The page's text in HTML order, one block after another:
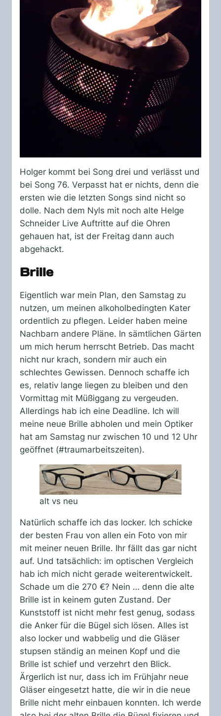
Holger kommt bei Song drei und verlässt und
bei Song 76. Verpasst hat er nichts, denn die
ersten wie die letzten Songs sind nicht so
dolle. Nach dem Nyls mit noch alte Helge
Schneider Live Auftritte auf die Ohren
gehauen hat, ist der Freitag dann auch
abgehackt.
Brille
Eigentlich war mein Plan, den Samstag zu
nutzen, um meinen alkoholbedingten Kater
ordentlich zu pflegen. Leider haben meine
Nachbarn andere Pläne. In sämtlichen Gärten
um mich herum herrscht Betrieb. Das macht
nicht nur krach, sondern mir auch ein
schlechtes Gewissen. Dennoch schaffe ich
es, relativ lange liegen zu bleiben und den
Vormittag mit Müßiggang zu vergeuden.
Allerdings hab ich eine Deadline. Ich will
meine neue Brille abholen und mein Optiker
hat am Samstag nur zwischen 10 und 12 Uhr
geöffnet (#traumarbeitszeiten).
alt vs neu
Natürlich schaffe ich das locker. Ich schicke
der besten Frau von allen ein Foto von mir
mit meiner neuen Brille. Ihr fällt das gar nicht
auf. Und tatsächlich: im optischen Vergleich
hab ich mich nicht gerade weiterentwickelt.
Schade um die 270 €? Nein … denn die alte
Brille ist in keinem guten Zustand. Der
Kunststoff ist nicht mehr fest genug, sodass
die Anker für die Bügel sich lösen. Alles ist
also locker und wabbelig und die Gläser
stupsen ständig an meinen Kopf und die
Brille ist schief und verzehrt den Blick.
Ärgerlich ist nur, dass ich im Frühjahr neue
Gläser eingesetzt hatte, die wir in die neue
Brille nicht mehr einbauen konnten. Ich werde